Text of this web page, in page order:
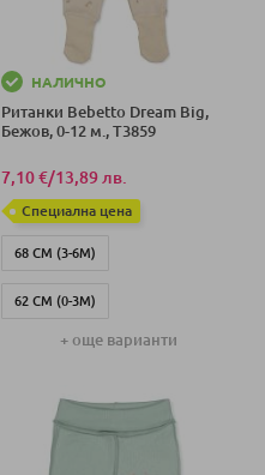
НАЛИЧНО
Ританки Bebetto Dream Big,
Бежов, 0-12 м., T3859
7,10 €/13,89 лв.
Специална цена
68 СМ (3-6М)
62 СМ (0-3М)
80 СМ (9-12М)
74 СМ (6-9М)
+ още варианти